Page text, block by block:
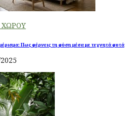
ΧΩΡΟΥ
Πως φέρνεις τη φύση μέσα με τεχνητά φυτά